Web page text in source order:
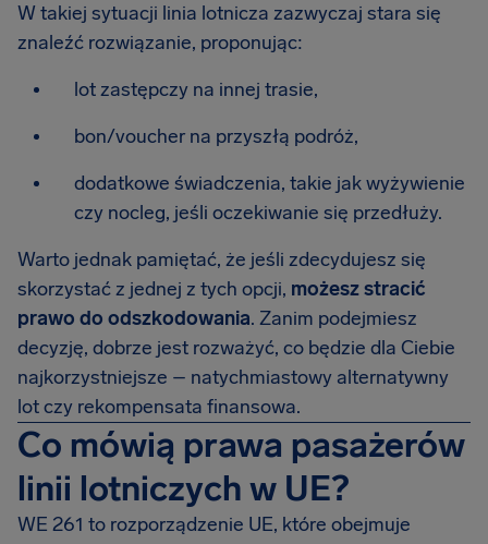
W takiej sytuacji linia lotnicza zazwyczaj stara się
znaleźć rozwiązanie, proponując:
lot zastępczy na innej trasie,
bon/voucher na przyszłą podróż,
dodatkowe świadczenia, takie jak wyżywienie
czy nocleg, jeśli oczekiwanie się przedłuży.
Warto jednak pamiętać, że jeśli zdecydujesz się
skorzystać z jednej z tych opcji, możesz stracić
prawo do odszkodowania. Zanim podejmiesz
decyzję, dobrze jest rozważyć, co będzie dla Ciebie
najkorzystniejsze – natychmiastowy alternatywny
lot czy rekompensata finansowa.
Co mówią prawa pasażerów
linii lotniczych w UE?
WE 261 to rozporządzenie UE, które obejmuje